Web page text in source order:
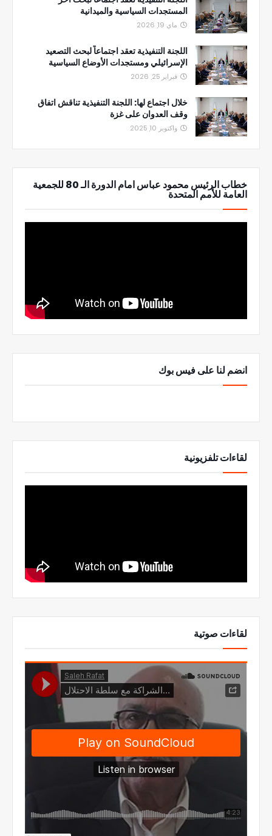
المستجدات السياسية والميدانية
ماي 19, 2026
اللجنة التنفيذية تعقد اجتماعاً لبحث التصعيد
الإسرائيلي ومستجدات الأوضاع السياسية
فبراير 25, 2026
خلال اجتماع لها: اللجنة التنفيذية تناقش اتفاق
وقف العدوان على غزة
واكتوبر 10, 2025
خطاب الرئيس محمود عباس امام الدورة الـ 80 للجمعية
العامة للأمم المتحدة
انضم لنا على فيس بوك
لقاءات تلفزيونية
لقاءات صوتية